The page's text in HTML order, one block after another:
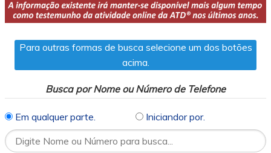
Para outras formas de busca selecione um dos botões
acima.
Busca por Nome ou Número de Telefone
Em qualquer parte. Iniciandor por.